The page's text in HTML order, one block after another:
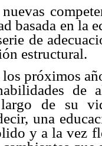
basada en la
de
estructural.
los próximos
de su
una
y a la vez